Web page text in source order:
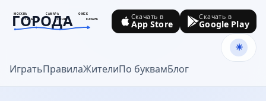
МОСКВА САМАРА
ОМСК
ТУЛА
СОЧИ КАЗАНЬ
ГОРОДА
goroda-na.ru
ИгратьПравилаЖителиПо буквамБлог
Скачать в
App Store
Скачать в
Google Play